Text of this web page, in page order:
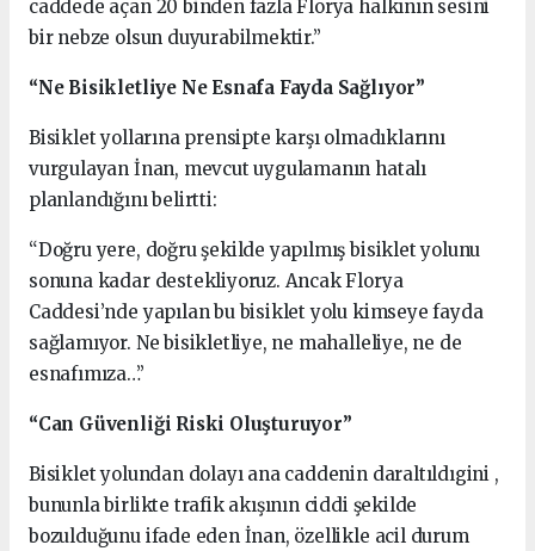
caddede açan 20 binden fazla Florya halkının sesini
bir nebze olsun duyurabilmektir.”
“Ne Bisikletliye Ne Esnafa Fayda Sağlıyor”
Bisiklet yollarına prensipte karşı olmadıklarını
vurgulayan İnan, mevcut uygulamanın hatalı
planlandığını belirtti:
“Doğru yere, doğru şekilde yapılmış bisiklet yolunu
sonuna kadar destekliyoruz. Ancak Florya
Caddesi’nde yapılan bu bisiklet yolu kimseye fayda
sağlamıyor. Ne bisikletliye, ne mahalleliye, ne de
esnafımıza…”
“Can Güvenliği Riski Oluşturuyor”
Bisiklet yolundan dolayı ana caddenin daraltıldıgini ,
bununla birlikte trafik akışının ciddi şekilde
bozulduğunu ifade eden İnan, özellikle acil durum